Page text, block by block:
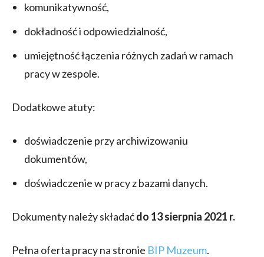
komunikatywność,
dokładność i odpowiedzialność,
umiejętność łączenia różnych zadań w ramach
pracy w zespole.
Dodatkowe atuty:
doświadczenie przy archiwizowaniu
dokumentów,
doświadczenie w pracy z bazami danych.
Dokumenty należy składaćdo 13 sierpnia 2021 r.
Pełna oferta pracy na stronie BIP Muzeum.